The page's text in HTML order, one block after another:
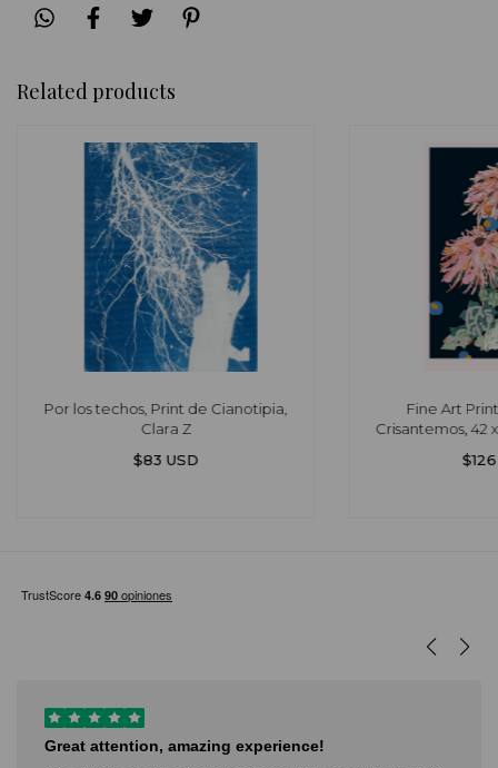
Related products
Por los techos, Print de Cianotipia,
Clara Z
$83 USD
Fine Art
Crisantemos, 42
I love Diderot